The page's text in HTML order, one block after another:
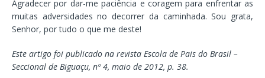
Agradecer por dar-me paciência e coragem para enfrentar as
muitas adversidades no decorrer da caminhada. Sou grata,
Senhor, por tudo o que me deste!
Este artigo foi publicado na revista Escola de Pais do Brasil –
Seccional de Biguaçu, nº 4, maio de 2012, p. 38.